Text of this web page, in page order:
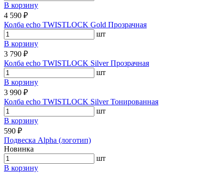
В корзину
4 590 ₽
Колба echo TWISTLOCK Gold Прозрачная
шт
В корзину
3 790 ₽
Колба echo TWISTLOCK Silver Прозрачная
шт
В корзину
3 990 ₽
Колба echo TWISTLOCK Silver Тонированная
шт
В корзину
590 ₽
Подвеска Alpha (логотип)
Новинка
шт
В корзину